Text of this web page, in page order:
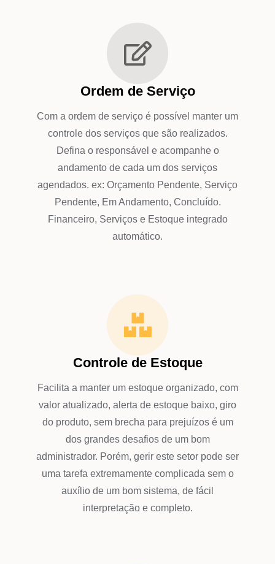
Ordem de Serviço
Com a ordem de serviço é possível manter um
controle dos serviços que são realizados.
Defina o responsável e acompanhe o
andamento de cada um dos serviços
agendados. ex: Orçamento Pendente, Serviço
Pendente, Em Andamento, Concluído.
Financeiro, Serviços e Estoque integrado
automático.
Controle de Estoque
Facilita a manter um estoque organizado, com
valor atualizado, alerta de estoque baixo, giro
do produto, sem brecha para prejuízos é um
dos grandes desafios de um bom
administrador. Porém, gerir este setor pode ser
uma tarefa extremamente complicada sem o
auxílio de um bom sistema, de fácil
interpretação e completo.